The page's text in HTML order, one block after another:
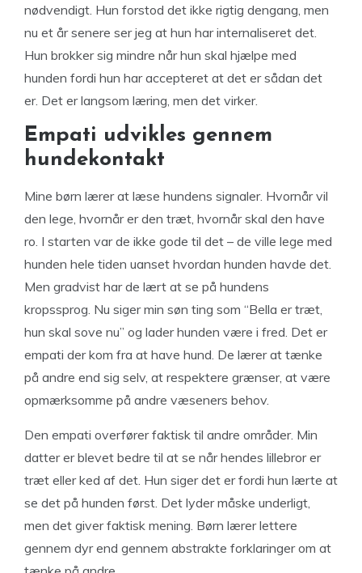
nødvendigt. Hun forstod det ikke rigtig dengang, men
nu et år senere ser jeg at hun har internaliseret det.
Hun brokker sig mindre når hun skal hjælpe med
hunden fordi hun har accepteret at det er sådan det
er. Det er langsom læring, men det virker.
Empati udvikles gennem
hundekontakt
Mine børn lærer at læse hundens signaler. Hvornår vil
den lege, hvornår er den træt, hvornår skal den have
ro. I starten var de ikke gode til det – de ville lege med
hunden hele tiden uanset hvordan hunden havde det.
Men gradvist har de lært at se på hundens
kropssprog. Nu siger min søn ting som “Bella er træt,
hun skal sove nu” og lader hunden være i fred. Det er
empati der kom fra at have hund. De lærer at tænke
på andre end sig selv, at respektere grænser, at være
opmærksomme på andre væseners behov.
Den empati overfører faktisk til andre områder. Min
datter er blevet bedre til at se når hendes lillebror er
træt eller ked af det. Hun siger det er fordi hun lærte at
se det på hunden først. Det lyder måske underligt,
men det giver faktisk mening. Børn lærer lettere
gennem dyr end gennem abstrakte forklaringer om at